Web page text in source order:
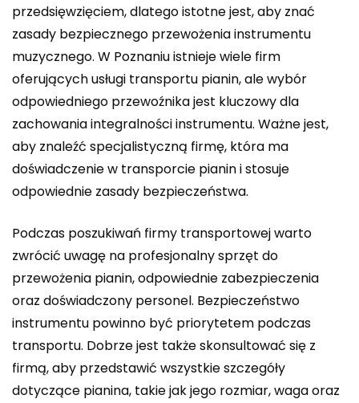
przedsięwzięciem, dlatego istotne jest, aby znać
zasady bezpiecznego przewożenia instrumentu
muzycznego. W Poznaniu istnieje wiele firm
oferujących usługi transportu pianin, ale wybór
odpowiedniego przewoźnika jest kluczowy dla
zachowania integralności instrumentu. Ważne jest,
aby znaleźć specjalistyczną firmę, która ma
doświadczenie w transporcie pianin i stosuje
odpowiednie zasady bezpieczeństwa.
Podczas poszukiwań firmy transportowej warto
zwrócić uwagę na profesjonalny sprzęt do
przewożenia pianin, odpowiednie zabezpieczenia
oraz doświadczony personel. Bezpieczeństwo
instrumentu powinno być priorytetem podczas
transportu. Dobrze jest także skonsultować się z
firmą, aby przedstawić wszystkie szczegóły
dotyczące pianina, takie jak jego rozmiar, waga oraz